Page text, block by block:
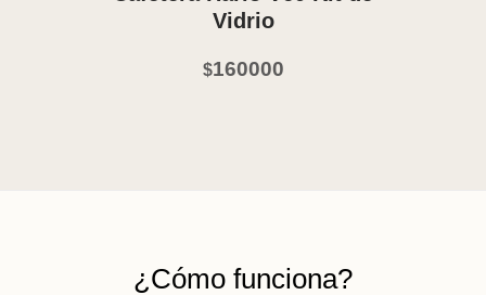
Vidrio
$160000
¿Cómo funciona?